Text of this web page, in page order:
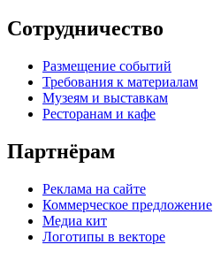
Сотрудничество
Размещение событий
Требования к материалам
Музеям и выставкам
Ресторанам и кафе
Партнёрам
Реклама на сайте
Коммерческое предложение
Медиа кит
Логотипы в векторе